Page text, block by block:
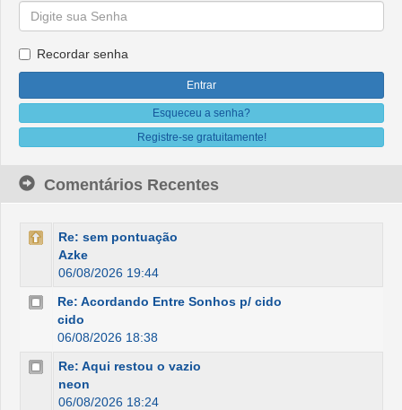
Recordar senha
Esqueceu a senha?
Registre-se gratuitamente!
Comentários Recentes
Re: sem pontuação
Azke
06/08/2026 19:44
Re: Acordando Entre Sonhos p/ cido
cido
06/08/2026 18:38
Re: Aqui restou o vazio
neon
06/08/2026 18:24